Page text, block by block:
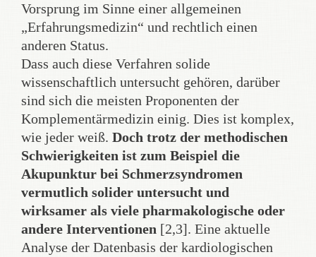
Vorsprung im Sinne einer allgemeinen
„Erfahrungsmedizin“ und rechtlich einen
anderen Status.
Dass auch diese Verfahren solide
wissenschaftlich untersucht gehören, darüber
sind sich die meisten Proponenten der
Komplementärmedizin einig. Dies ist komplex,
wie jeder weiß. Doch trotz der methodischen
Schwierigkeiten ist zum Beispiel die
Akupunktur bei Schmerzsyndromen
vermutlich solider untersucht und
wirksamer als viele pharmakologische oder
andere Interventionen [2,3]. Eine aktuelle
Analyse der Datenbasis der kardiologischen